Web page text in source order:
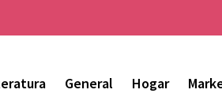
General Hogar